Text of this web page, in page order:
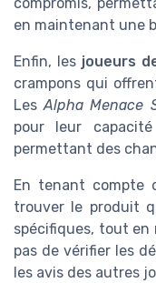
compromis,
en maintenant une
Enfin, les joueurs
crampons qui
LesAlpha Menace
pour leur
permettant des
En tenant compte
trouver le produit
spécifiques, tout en
pas de vérifier les
les avis des autres